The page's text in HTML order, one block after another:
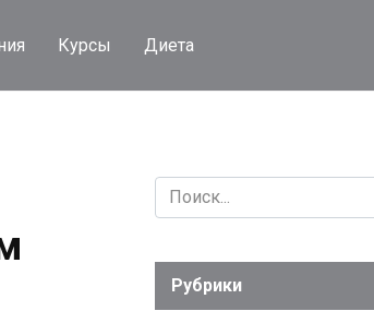
Курсы Диета
Search
for:
Рубрики